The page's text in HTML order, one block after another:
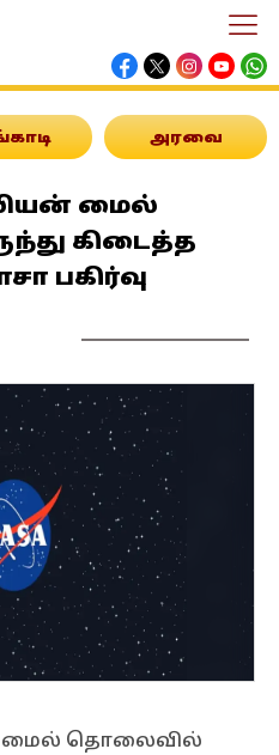
அரவை
மைல்
கிடைத்த
பகிர்வு
மைல் தொலைவில்